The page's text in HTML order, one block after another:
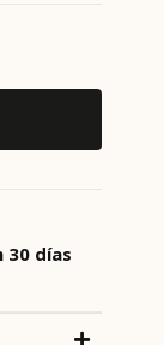
30 días